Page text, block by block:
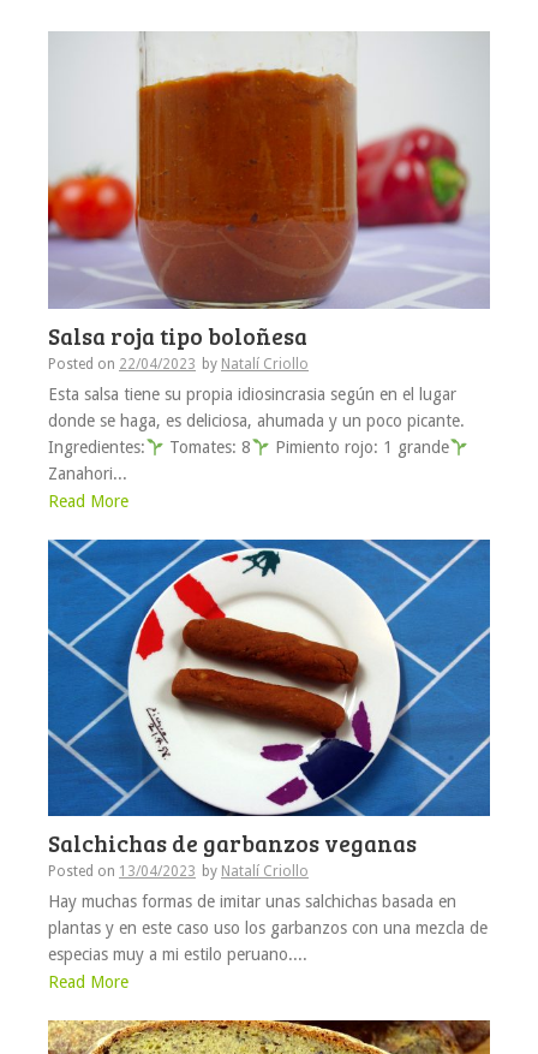
Salsa roja tipo boloñesa
Posted on 22/04/2023 by Natalí Criollo
Esta salsa tiene su propia idiosincrasia según en el lugar
donde se haga, es deliciosa, ahumada y un poco picante.
Ingredientes:
Tomates: 8
Pimiento rojo: 1 grande
Zanahori...
Read More
Salchichas de garbanzos veganas
Posted on 13/04/2023 by Natalí Criollo
Hay muchas formas de imitar unas salchichas basada en
plantas y en este caso uso los garbanzos con una mezcla de
especias muy a mi estilo peruano....
Read More